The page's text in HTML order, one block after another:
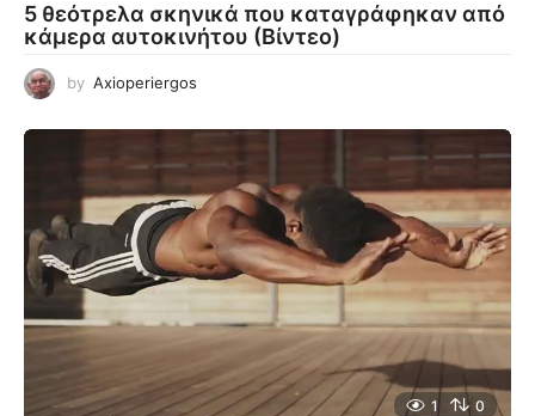
5 θεότρελα σκηνικά που καταγράφηκαν από
κάμερα αυτοκινήτου (Βίντεο)
by Axioperiergos
1 0